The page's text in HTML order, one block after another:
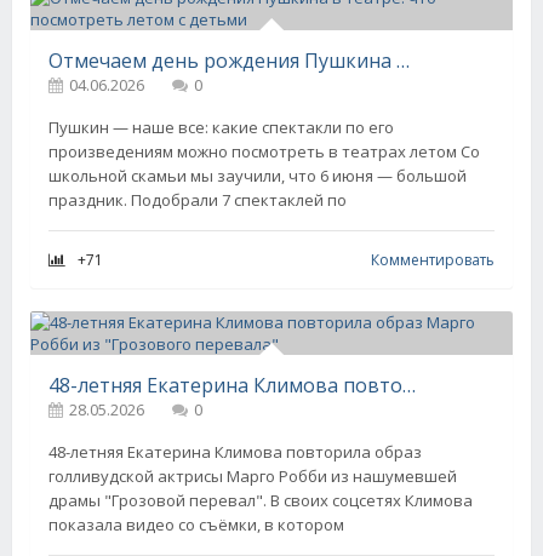
Отмечаем день рождения Пушкина в театре: что посмотреть летом с детьми
04.06.2026
0
Пушкин — наше все: какие спектакли по его
произведениям можно посмотреть в театрах летом Со
школьной скамьи мы заучили, что 6 июня — большой
праздник. Подобрали 7 спектаклей по
+71 Комментировать
48-летняя Екатерина Климова повторила образ Марго Робби из "Грозового перевала"
28.05.2026
0
48-летняя Екатерина Климова повторила образ
голливудской актрисы Марго Робби из нашумевшей
драмы "Грозовой перевал". В своих соцсетях Климова
показала видео со съёмки, в котором